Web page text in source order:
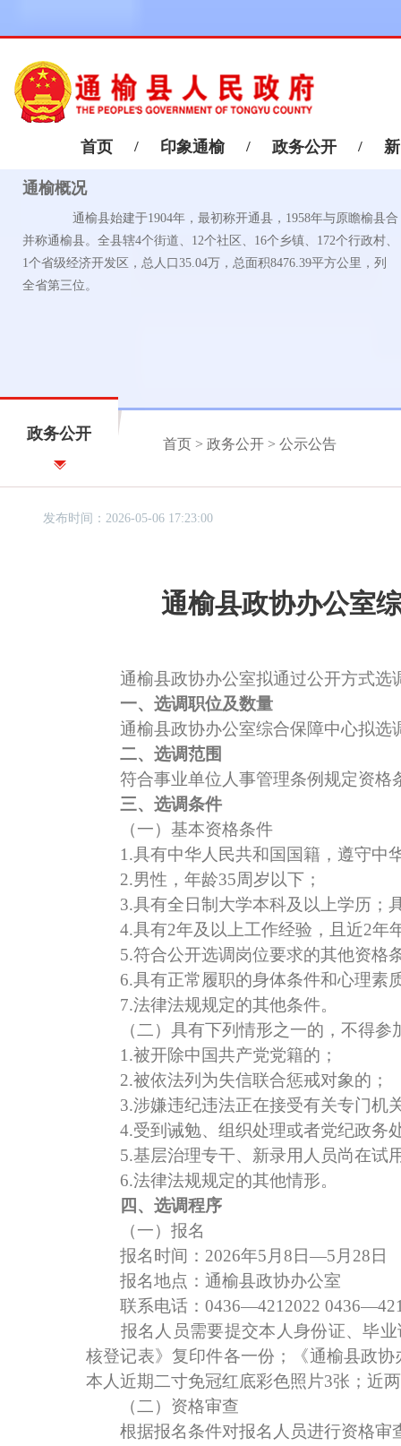
首页 / 印象通榆 / 政务公开 /
通榆概况
通榆县始建于1904年，最初称开通县，1958年与原瞻榆县合
并称通榆县。全县辖4个街道、12个社区、16个乡镇、172个行政村、
1个省级经济开发区，总人口35.04万，总面积8476.39平方公里，列
全省第三位。
政务公开
首页 > 政务公开 > 公示公告
发布时间：2026-05-06 17:23:00
通榆县政协办公室
通榆县政协办公室拟通过公开方式选
一、选调职位及数量
通榆县政协办公室综合保障中心拟选
二、选调范围
符合事业单位人事管理条例规定资格
三、选调条件
（一）基本资格条件
1.具有中华人民共和国国籍，遵守中
2.男性，年龄35周岁以下；
3.具有全日制大学本科及以上学历；
4.具有2年及以上工作经验，且近2年
5.符合公开选调岗位要求的其他资格
6.具有正常履职的身体条件和心理素
7.法律法规规定的其他条件。
（二）具有下列情形之一的，不得参
1.被开除中国共产党党籍的；
2.被依法列为失信联合惩戒对象的；
3.涉嫌违纪违法正在接受有关专门机
4.受到诫勉、组织处理或者党纪政务
5.基层治理专干、新录用人员尚在试用
6.法律法规规定的其他情形。
四、选调程序
（一）报名
报名时间：2026年5月8日—5月28日
报名地点：通榆县政协办公室
联系电话：0436—4212022
报名人员需要提交本人身份证、毕业
核登记表》复印件各一份；《通榆县政
本人近期二寸免冠红底彩色照片3张；近
（二）资格审查
根据报名条件对报名人员进行资格审